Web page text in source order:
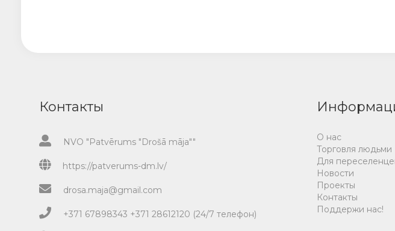
Контакты
NVO "Patvērums "Drošā māja""
https://patverums-dm.lv/
drosa.maja@gmail.com
+371 67898343 +371 28612120 (24/7 телефон)
О нас
Торговля людьми
Для
Новости
Проекты
Контакты
Поддержи нас!